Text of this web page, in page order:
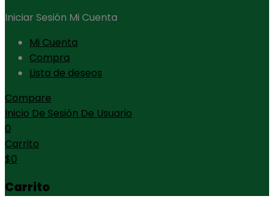
Iniciar Sesión Mi Cuenta
Mi Cuenta
Compra
Lista de deseos
Compare
Inicio De Sesión De Usuario
0
Carrito
$0
Carrito